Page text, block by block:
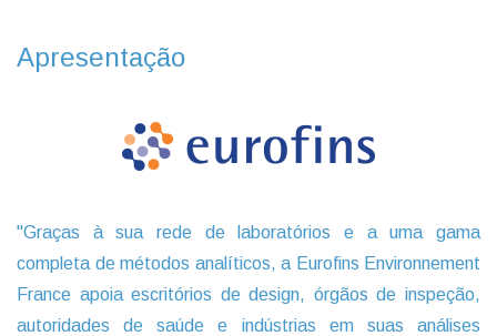
Apresentação
"Graças à sua rede de laboratórios e a uma gama
completa de métodos analíticos, a Eurofins Environnement
France apoia escritórios de design, órgãos de inspeção,
autoridades de saúde e indústrias em suas análises